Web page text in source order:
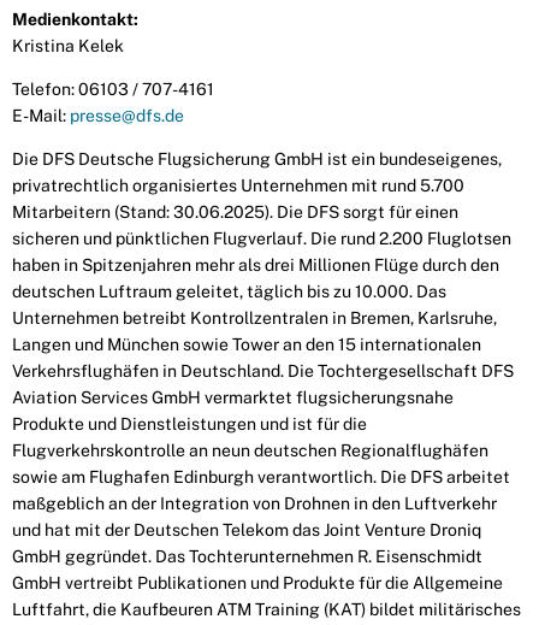
Medienkontakt:
Kristina Kelek
Telefon: 06103 / 707-4161
E-Mail: presse@dfs.de
Die DFS Deutsche Flugsicherung GmbH ist ein bundeseigenes,
privatrechtlich organisiertes Unternehmen mit rund 5.700
Mitarbeitern (Stand: 30.06.2025). Die DFS sorgt für einen
sicheren und pünktlichen Flugverlauf. Die rund 2.200 Fluglotsen
haben in Spitzenjahren mehr als drei Millionen Flüge durch den
deutschen Luftraum geleitet, täglich bis zu 10.000. Das
Unternehmen betreibt Kontrollzentralen in Bremen, Karlsruhe,
Langen und München sowie Tower an den 15 internationalen
Verkehrsflughäfen in Deutschland. Die Tochtergesellschaft DFS
Aviation Services GmbH vermarktet flugsicherungsnahe
Produkte und Dienstleistungen und ist für die
Flugverkehrskontrolle an neun deutschen Regionalflughäfen
sowie am Flughafen Edinburgh verantwortlich. Die DFS arbeitet
maßgeblich an der Integration von Drohnen in den Luftverkehr
und hat mit der Deutschen Telekom das Joint Venture Droniq
GmbH gegründet. Das Tochterunternehmen R. Eisenschmidt
GmbH vertreibt Publikationen und Produkte für die Allgemeine
Luftfahrt, die Kaufbeuren ATM Training (KAT) bildet militärisches